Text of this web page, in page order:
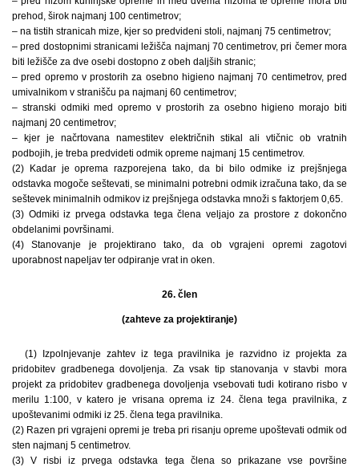
prehod, širok najmanj 100 centimetrov;
– na tistih stranicah mize, kjer so predvideni stoli, najmanj 75 centimetrov;
– pred dostopnimi stranicami ležišča najmanj 70 centimetrov, pri čemer mora
biti ležišče za dve osebi dostopno z obeh daljših stranic;
– pred opremo v prostorih za osebno higieno najmanj 70 centimetrov, pred
umivalnikom v stranišču pa najmanj 60 centimetrov;
– stranski odmiki med opremo v prostorih za osebno higieno morajo biti
najmanj 20 centimetrov;
– kjer je načrtovana namestitev električnih stikal ali vtičnic ob vratnih
podbojih, je treba predvideti odmik opreme najmanj 15 centimetrov.
(2) Kadar je oprema razporejena tako, da bi bilo odmike iz prejšnjega
odstavka mogoče seštevati, se minimalni potrebni odmik izračuna tako, da se
seštevek minimalnih odmikov iz prejšnjega odstavka množi s faktorjem 0,65.
(3) Odmiki iz prvega odstavka tega člena veljajo za prostore z dokončno
obdelanimi površinami.
(4) Stanovanje je projektirano tako, da ob vgrajeni opremi zagotovi
uporabnost napeljav ter odpiranje vrat in oken.
26. člen
(zahteve za projektiranje)
(1) Izpolnjevanje zahtev iz tega pravilnika je razvidno iz projekta za
pridobitev gradbenega dovoljenja. Za vsak tip stanovanja v stavbi mora
projekt za pridobitev gradbenega dovoljenja vsebovati tudi kotirano risbo v
merilu 1:100, v katero je vrisana oprema iz 24. člena tega pravilnika, z
upoštevanimi odmiki iz 25. člena tega pravilnika.
(2) Razen pri vgrajeni opremi je treba pri risanju opreme upoštevati odmik od
sten najmanj 5 centimetrov.
(3) V risbi iz prvega odstavka tega člena so prikazane vse površine